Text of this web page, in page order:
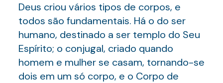
Deus criou vários tipos de corpos, e
todos são fundamentais. Há o do ser
humano, destinado a ser templo do Seu
Espírito; o conjugal, criado quando
homem e mulher se casam, tornando-se
dois em um só corpo, e o Corpo de